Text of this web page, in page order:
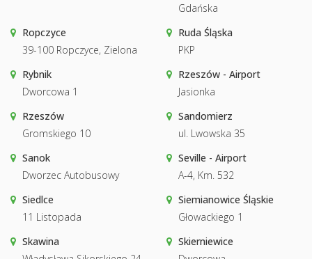
Gdańska
Ropczyce
39-100 Ropczyce, Zielona
Ruda Śląska
PKP
Rybnik
Dworcowa 1
Rzeszów - Airport
Jasionka
Rzeszów
Gromskiego 10
Sandomierz
ul. Lwowska 35
Sanok
Dworzec Autobusowy
Seville - Airport
A-4, Km. 532
Siedlce
11 Listopada
Siemianowice Śląskie
Głowackiego 1
Skawina
Skierniewice